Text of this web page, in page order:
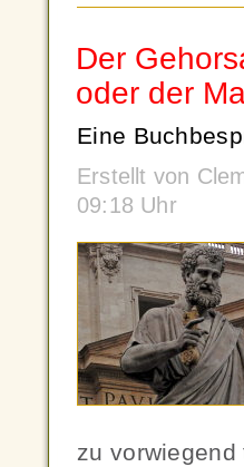
Der
oder der
Eine
Erstellt von
09:18 Uhr
zu